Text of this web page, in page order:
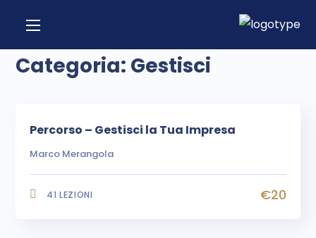
Categoria: Gestisci
Percorso – Gestisci la Tua Impresa
Marco Merangola
41 LEZIONI €20